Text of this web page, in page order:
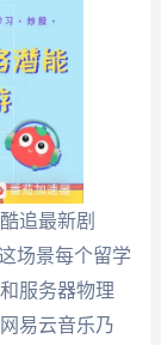
追最新剧
场景每个留学
服务器物理
易云音乐乃